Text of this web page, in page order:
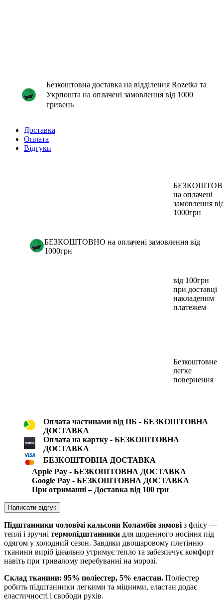
Безкоштовна доставка на відділення Rozetka та
Укрпошта на оплачені замовлення від 1000
гривень
Доставка
Оплата
Відгуки
на оплачені
замовлення
1000грн
БЕЗКОШТОВНО на оплачені замовлення від
1000грн
від 100грн
при доставці
накладеним
платежем
Безкоштовне
легке
повернення
Оплата частинами від ПБ - БЕЗКОШТОВНА
ДОСТАВКА
Оплата на картку - БЕЗКОШТОВНА
ДОСТАВКА
БЕЗКОШТОВНА ДОСТАВКА
Apple Pay - БЕЗКОШТОВНА ДОСТАВКА
Google Pay - БЕЗКОШТОВНА ДОСТАВКА
При отриманні – Доставка від 100 грн
Написати відгук
Підштанники чоловічі кальсони Коламбія зимові з флісу —
теплі і зручні термопідштанники для щоденного носіння під
одягом у холодний сезон. Завдяки двошаровому плетінню
тканини виріб ідеально утримує тепло та забезпечує комфорт
навіть при тривалому перебуванні на морозі.
Склад тканини: 95% поліестер, 5% еластан. Поліестер
робить підштанники легкими та міцними, еластан додає
еластичності і свободи рухів.